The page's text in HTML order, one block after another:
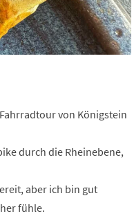
von Königstein
durch die Rheinebene,
aber ich bin gut
fühle.